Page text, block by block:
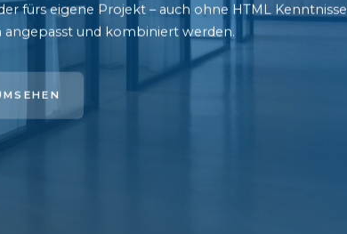
fürs eigene Projekt – auch ohne HTML Kenntnisse
und kombiniert werden.